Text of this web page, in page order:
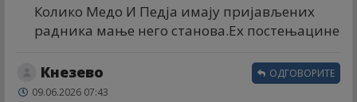
Колико Медо И Педја имају пријављених
радника мање него станова.Ех постењацине
Кнезево
09.06.2026 07:43
ОДГОВОРИТЕ